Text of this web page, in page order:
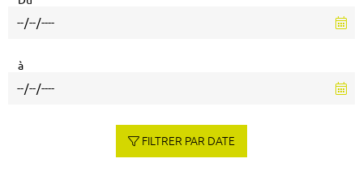
à
FILTRER PAR DATE